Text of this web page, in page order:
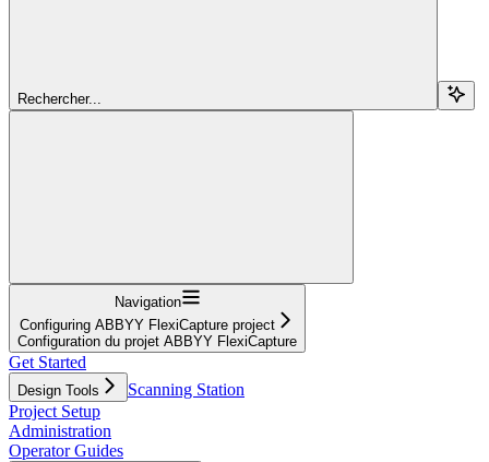
Rechercher...
Navigation
Configuring ABBYY FlexiCapture project
Configuration du projet ABBYY FlexiCapture
Get Started
Design Tools
Scanning Station
Project Setup
Administration
Operator Guides